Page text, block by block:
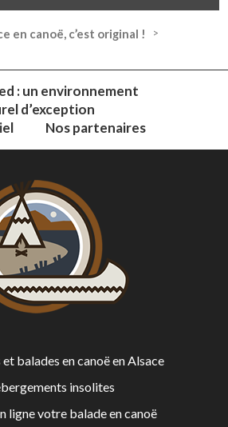
en canoë, c’est original !
>
: un environnement
d’exception
Nos partenaires
et balades en canoë en Alsace
insolites
ligne votre balade en canoë